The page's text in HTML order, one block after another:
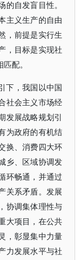
的自发盲目性。
主义生产的自由
，前提是实行生
，目标是实现社
配。
下，我国以中国
社会主义市场经
发展战略规划引
为政府的有机结
换、消费四大环
乡、区域协调发
环畅通，并通过
关系矛盾。发展
协调集体理性与
大项目，在公共
，彰显集中力量
力发展水平与社